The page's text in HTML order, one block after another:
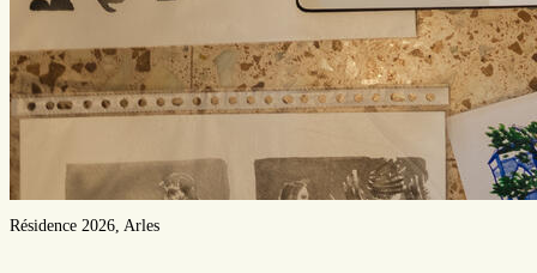
Résidence 2026, Arles